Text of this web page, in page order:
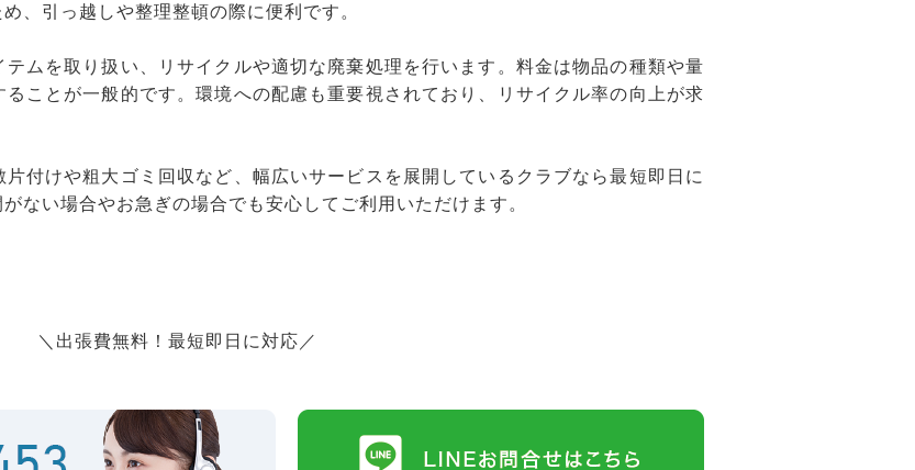
、引っ越しや整理整頓の際に便利です。
ムを取り扱い、リサイクルや適切な廃棄処理を行います。料金は物品の種類や量
ことが一般的です。環境への配慮も重要視されており、リサイクル率の向上が求
付けや粗大ゴミ回収など、幅広いサービスを展開しているクラブなら最短即日に
ない場合やお急ぎの場合でも安心してご利用いただけます。
＼出張費無料！最短即日に対応／